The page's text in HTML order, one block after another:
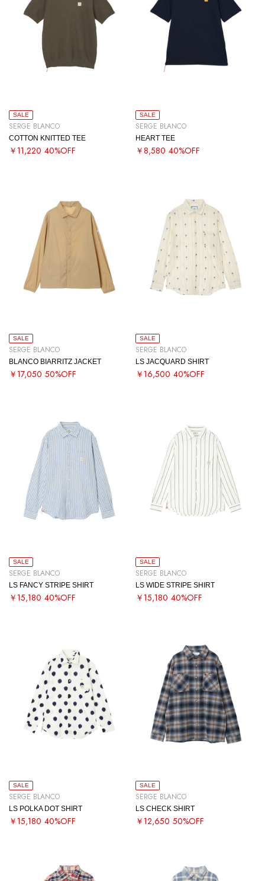
SALE
SERGE BLANCO
COTTON KNITTED TEE
￥11,220 40%OFF
SALE
SERGE BLANCO
HEART TEE
￥8,580 40%OFF
SALE
SERGE BLANCO
BLANCO BIARRITZ JACKET
￥17,050 50%OFF
SALE
SERGE BLANCO
LS JACQUARD SHIRT
￥16,500 40%OFF
SALE
SERGE BLANCO
LS FANCY STRIPE SHIRT
￥15,180 40%OFF
SALE
SERGE BLANCO
LS WIDE STRIPE SHIRT
￥15,180 40%OFF
SALE
SERGE BLANCO
LS POLKA DOT SHIRT
￥15,180 40%OFF
SALE
SERGE BLANCO
LS CHECK SHIRT
￥12,650 50%OFF